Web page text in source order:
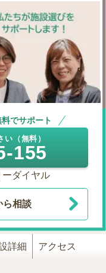
でサポート
（無料）
155
ダイヤル
ら相談
詳細 アクセス